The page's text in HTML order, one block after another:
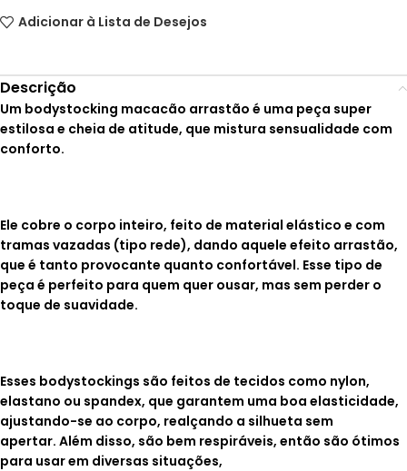
Adicionar à Lista de Desejos
Descrição
Um bodystocking macacão arrastão é uma peça super
estilosa e cheia de atitude, que mistura sensualidade com
conforto.
Ele cobre o corpo inteiro, feito de material elástico e com
tramas vazadas (tipo rede), dando aquele efeito arrastão,
que é tanto provocante quanto confortável. Esse tipo de
peça é perfeito para quem quer ousar, mas sem perder o
toque de suavidade.
Esses bodystockings são feitos de tecidos como nylon,
elastano ou spandex, que garantem uma boa elasticidade,
ajustando-se ao corpo, realçando a silhueta sem
apertar. Além disso, são bem respiráveis, então são ótimos
para usar em diversas situações,